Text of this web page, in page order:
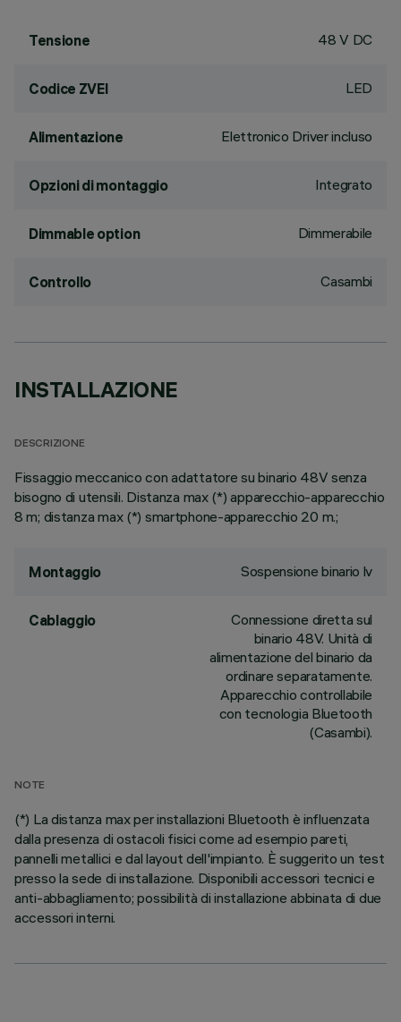
Tensione 48 V DC
Codice ZVEI LED
Alimentazione Elettronico Driver incluso
Opzioni di montaggio Integrato
Dimmable option Dimmerabile
Controllo Casambi
INSTALLAZIONE
DESCRIZIONE
Fissaggio meccanico con adattatore su binario 48V senza
bisogno di utensili. Distanza max (*) apparecchio-apparecchio
8 m; distanza max (*) smartphone-apparecchio 20 m.;
Montaggio Sospensione binario lv
Cablaggio
Connessione diretta sul
binario 48V. Unità di
alimentazione del binario da
ordinare separatamente.
Apparecchio controllabile
con tecnologia Bluetooth
(Casambi).
NOTE
(*) La distanza max per installazioni Bluetooth è influenzata
dalla presenza di ostacoli fisici come ad esempio pareti,
pannelli metallici e dal layout dell'impianto. È suggerito un test
presso la sede di installazione. Disponibili accessori tecnici e
anti-abbagliamento; possibilità di installazione abbinata di due
accessori interni.